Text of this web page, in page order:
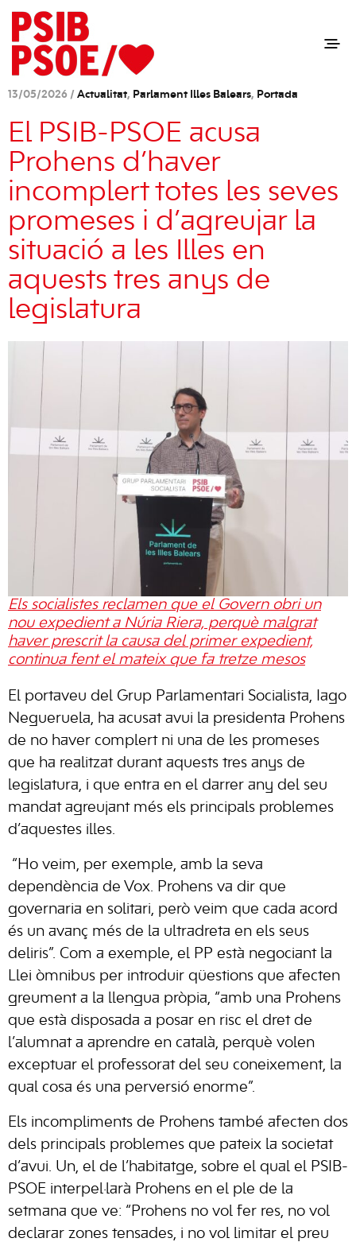
13/05/2026 / Actualitat, Parlament Illes Balears, Portada
El PSIB-PSOE acusa
Prohens d’haver
incomplert totes les seves
promeses i d’agreujar la
situació a les Illes en
aquests tres anys de
legislatura
Els socialistes reclamen que el Govern obri un
nou expedient a Núria Riera, perquè malgrat
haver prescrit la causa del primer expedient,
continua fent el mateix que fa tretze mesos
El portaveu del Grup Parlamentari Socialista, Iago
Negueruela, ha acusat avui la presidenta Prohens
de no haver complert ni una de les promeses
que ha realitzat durant aquests tres anys de
legislatura, i que entra en el darrer any del seu
mandat agreujant més els principals problemes
d’aquestes illes.
“Ho veim, per exemple, amb la seva
dependència de Vox. Prohens va dir que
governaria en solitari, però veim que cada acord
és un avanç més de la ultradreta en els seus
deliris”. Com a exemple, el PP està negociant la
Llei òmnibus per introduir qüestions que afecten
greument a la llengua pròpia, “amb una Prohens
que està disposada a posar en risc el dret de
l’alumnat a aprendre en català, perquè volen
exceptuar el professorat del seu coneixement, la
qual cosa és una perversió enorme”.
Els incompliments de Prohens també afecten dos
dels principals problemes que pateix la societat
d’avui. Un, el de l’habitatge, sobre el qual el PSIB-
PSOE interpel·larà Prohens en el ple de la
setmana que ve: “Prohens no vol fer res, no vol
declarar zones tensades, i no vol limitar el preu